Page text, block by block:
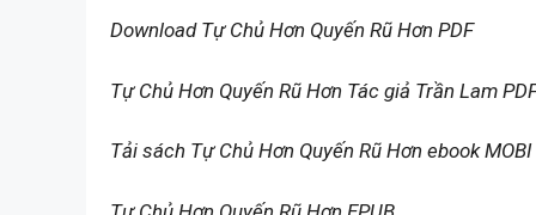
Download Tự Chủ Hơn Quyến Rũ Hơn PDF
Tự Chủ Hơn Quyến Rũ Hơn Tác giả Trần Lam
Tải sách Tự Chủ Hơn Quyến Rũ Hơn ebook MOBI